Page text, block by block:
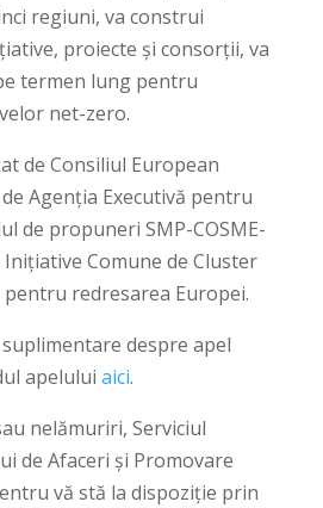
regiuni, va construi
proiecte și consorții, va
termen lung pentru
net-zero.
de Consiliul European
Agenția Executivă pentru
de propuneri SMP-COSME-
Inițiative Comune de Cluster
pentru redresarea Europei.
despre apel
apelului aici.
nelămuriri, Serviciul
de Afaceri și Promovare
vă stă la dispoziție prin